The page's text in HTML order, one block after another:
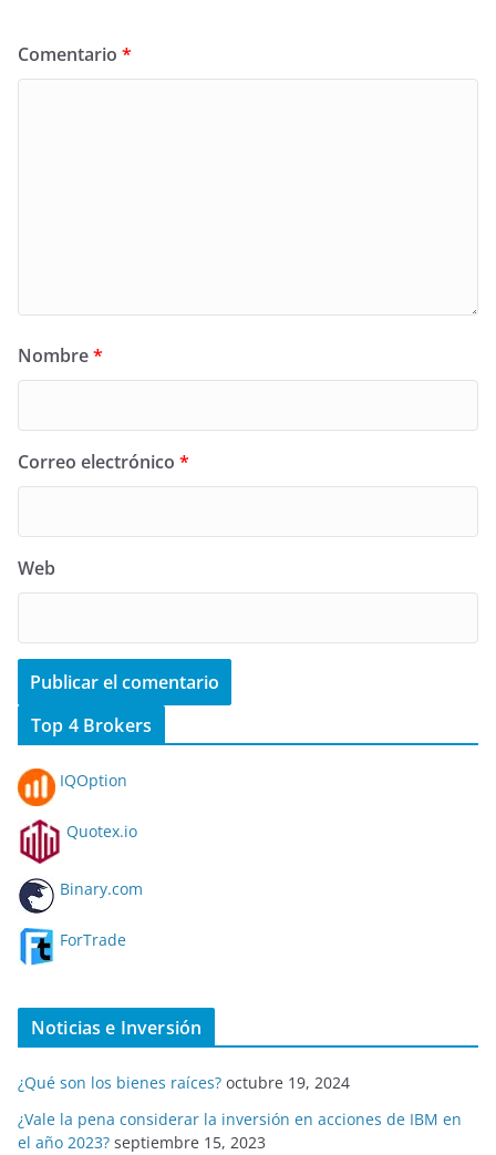
Comentario *
Nombre*
Correo electrónico *
Web
Top 4 Brokers
IQOption
Quotex.io
Binary.com
ForTrade
Noticias e Inversión
¿Qué son los bienes raíces? octubre 19, 2024
¿Vale la pena considerar la inversión en acciones de IBM en
el año 2023? septiembre 15, 2023